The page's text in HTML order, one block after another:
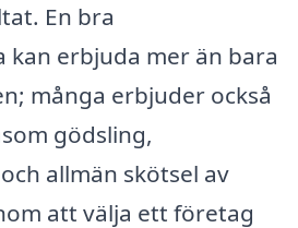
En bra
erbjuda mer än bara
många erbjuder också
gödsling,
allmän skötsel av
att välja ett företag